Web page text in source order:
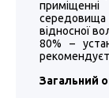
середовища
відносної
80% –
Загальний